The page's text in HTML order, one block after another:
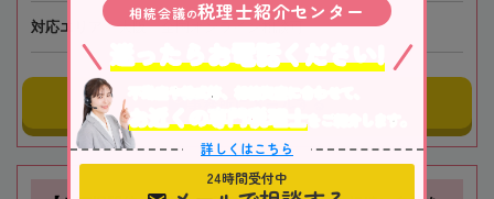
対応エリア 大阪、全国オンライン相談可
事務所にメールする
相続会議の税理士紹介センター
不動産や株式等、相続資産に合わせて、
お近くの専門税理士
をご紹介します。
詳しくはこちら
24時間受付中